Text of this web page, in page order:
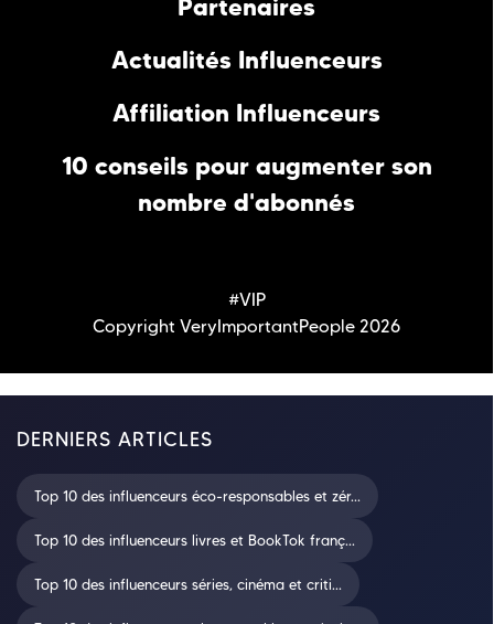
Partenaires
Actualités Influenceurs
Affiliation Influenceurs
10 conseils pour augmenter son
nombre d'abonnés
#VIP
Copyright VeryImportantPeople 2026
DERNIERS ARTICLES
Top 10 des influenceurs éco-responsables et zér...
Top 10 des influenceurs livres et BookTok franç...
Top 10 des influenceurs séries, cinéma et criti...